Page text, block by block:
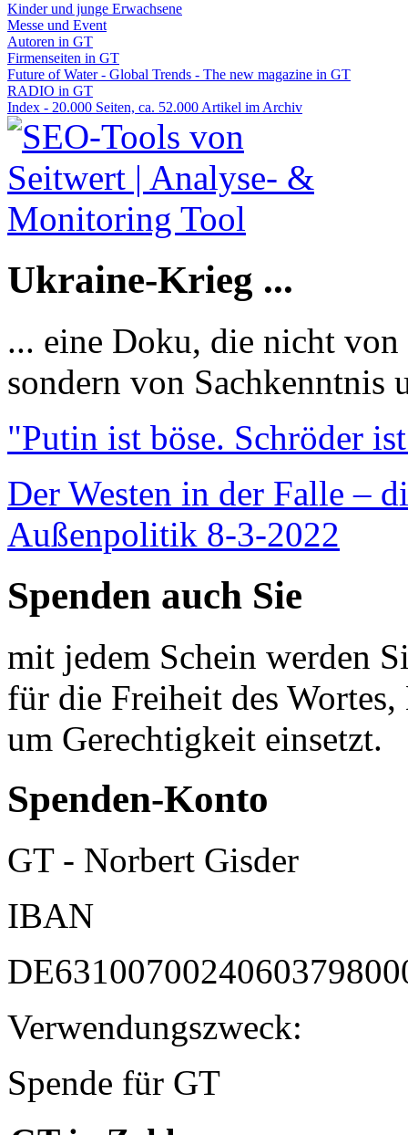
Kinder und junge Erwachsene
Messe und Event
Autoren in GT
Firmenseiten in GT
Future of Water - Global Trends - The new magazine in GT
RADIO in GT
Index - 20.000 Seiten, ca. 52.000 Artikel im Archiv
Ukraine-Krieg ...
... eine Doku, die nicht
sondern von Sachkenntnis
"Putin ist böse. Schröder
Der Westen in der Falle –
Außenpolitik 8-3-2022
Spenden auch Sie
mit jedem Schein werden
für die Freiheit des
um Gerechtigkeit einsetzt.
Spenden-Konto
GT - Norbert Gisder
IBAN
Verwendungszweck:
Spende für GT